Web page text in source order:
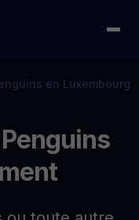
en Luxembourg